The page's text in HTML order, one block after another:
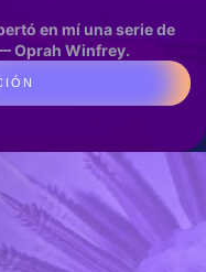
en mí una serie de
Oprah Winfrey.